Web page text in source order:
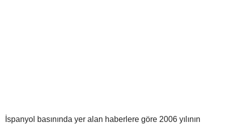
İspanyol basınında yer alan haberlere göre 2006 yılının